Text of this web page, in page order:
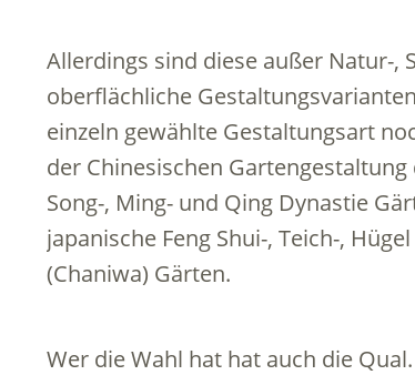
Allerdings sind diese außer Natur-,
oberflächliche
einzeln gewählte Gestaltungsart
der Chinesischen
Song-, Ming- und Qing Dynastie
japanische Feng Shui-, Teich-,
(Chaniwa) Gärten.
Wer die Wahl hat hat auch die